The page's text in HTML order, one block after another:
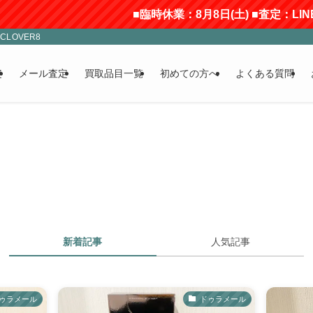
■臨時休業：8月8日(土) ■査定：LINE
メール査定 買取品目一覧 初めての方へ よくある質問
新着記事 人気記事
ラメール ドゥラメール